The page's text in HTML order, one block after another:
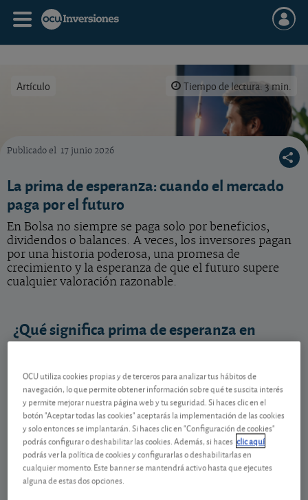
Artículo Tiempo de lectura: 3 min.
Publicado el 17 junio 2026
La prima de esperanza: cuando el mercado
paga por el futuro
En Bolsa no siempre se paga solo por beneficios,
dividendos o balances. A veces, los inversores pagan
por una historia poderosa, una promesa de
crecimiento y la esperanza de que el futuro supere
cualquier valoración razonable.
¿Qué significa prima de esperanza en
Bolsa?
Ni esperanza es una persona, ni en esta ocasión
queremos hablarles de lazos familiares. Hablamos
de otra esperanza: la que, en los mercados,
también se paga. En algunas inversiones, el precio
puede explicarse razonablemente por los
beneficios que generan o que se espera que
generen. En otras, en cambio, el precio depende en
OCU utiliza cookies propias y de terceros para analizar tus hábitos de
navegación, lo que permite obtener información sobre qué te suscita interés
y permite mejorar nuestra página web y tu seguridad. Si haces clic en el
botón "Aceptar todas las cookies" aceptarás la implementación de las cookies
y solo entonces se implantarán. Si haces clic en "Configuración de cookies"
podrás configurar o deshabilitar las cookies. Además, si haces clic aquí
podrás ver la política de cookies y configurarlas o deshabilitarlas en
cualquier momento. Este banner se mantendrá activo hasta que ejecutes
alguna de estas dos opciones.